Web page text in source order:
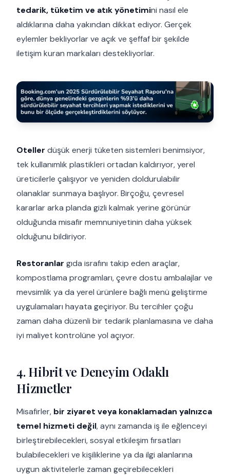
tedarik, tüketim ve atık yönetimini nasıl ele
aldıklarına daha yakından dikkat ediyor. Gerçek
eylemler bekliyorlar ve açık ve şeffaf bir şekilde
iletişim kuran markaları destekliyorlar.
Oteller düşük enerji tüketen sistemleri benimsiyor,
tek kullanımlık plastikleri ortadan kaldırıyor, yerel
üreticilerle çalışıyor ve yeniden doldurulabilir
olanaklar sunmaya başlıyor. Birçoğu, çevresel
kararlar arka planda gizli kalmak yerine görünür
olduğunda misafir memnuniyetinin daha yüksek
olduğunu bildiriyor.
Restoranlar gıda israfını takip eden araçlar,
kompostlama programları, çevre dostu ambalajlar ve
mevsimlik ya da yerel ürünlere bağlı menü geliştirme
uygulamaları hayata geçiriyor. Bu tercihler çoğu
zaman daha düzenli bir tedarik planlamasına ve daha
iyi maliyet kontrolüne yol açıyor.
4. Hibrit ve Deneyim Odaklı
Hizmetler
Misafirler, bir ziyaret veya konaklamadan yalnızca
temel hizmeti değil, aynı zamanda iş ile eğlenceyi
birleştirebilecekleri, sosyal etkileşim fırsatları
bulabilecekleri ve kişiliklerine ya da ilgi alanlarına
uygun aktivitelerle zaman geçirebilecekleri